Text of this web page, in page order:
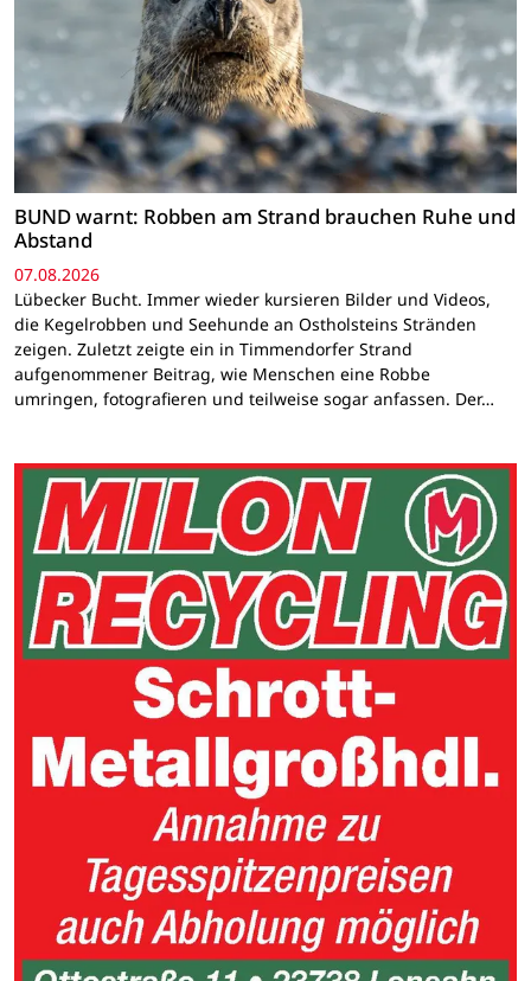
BUND warnt: Robben am Strand brauchen Ruhe und
Abstand
07.08.2026
Lübecker Bucht. Immer wieder kursieren Bilder und Videos,
die Kegelrobben und Seehunde an Ostholsteins Stränden
zeigen. Zuletzt zeigte ein in Timmendorfer Strand
aufgenommener Beitrag, wie Menschen eine Robbe
umringen, fotografieren und teilweise sogar anfassen. Der…